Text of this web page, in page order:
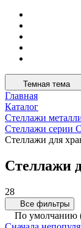
Темная тема
Главная
Каталог
Стеллажи
Стеллажи серии
Стеллажи для
Стеллажи
28
Все фильтры
По умолчанию